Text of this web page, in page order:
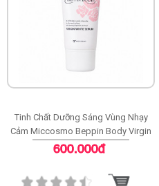
Tinh Chất Dưỡng Sáng Vùng Nhạy
Cảm Miccosmo Beppin Body Virgin
White Serum
600.000đ